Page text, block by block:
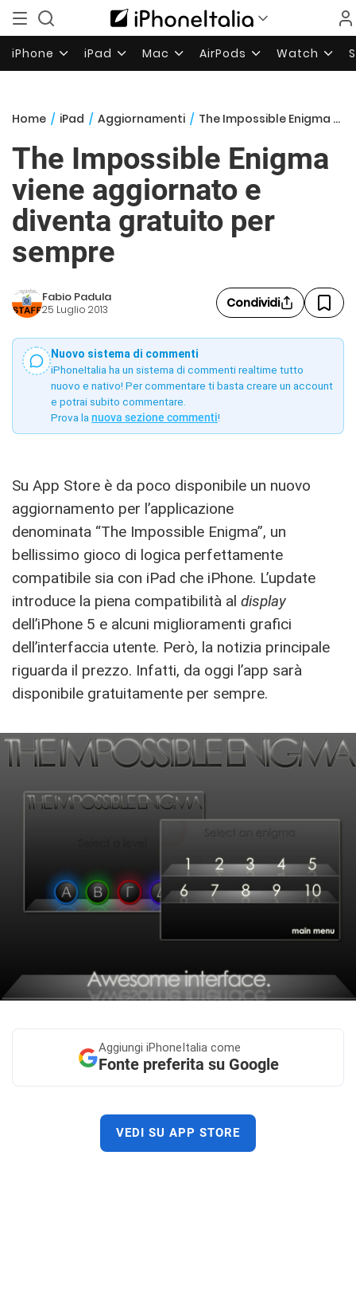
iPhone iPad Mac AirPods Watch
Home / iPad / Aggiornamenti / The Impossible Enigma viene aggiornato e diventa gratuito per sempre
The Impossible Enigma
viene aggiornato e
diventa gratuito per
sempre
Fabio Padula
25 Luglio 2013 Condividi
Nuovo sistema di commenti
iPhoneItalia ha un sistema di commenti realtime tutto
nuovo e nativo! Per commentare ti basta creare un account
e potrai subito commentare.
Prova la nuova sezione commenti!
Su App Store è da poco disponibile un nuovo
aggiornamento per l’applicazione
denominata “The Impossible Enigma”, un
bellissimo gioco di logica perfettamente
compatibile sia con iPad che iPhone. L’update
introduce la piena compatibilità al display
dell’iPhone 5 e alcuni miglioramenti grafici
dell’interfaccia utente. Però, la notizia principale
riguarda il prezzo. Infatti, da oggi l’app sarà
disponibile gratuitamente per sempre.
Aggiungi iPhoneItalia come
Fonte preferita su Google
VEDI SU APP STORE